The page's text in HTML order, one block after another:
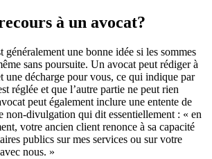
à un avocat?
généralement une bonne idée si les sommes
sans poursuite. Un avocat peut rédiger à
une décharge pour vous, ce qui indique par
réglée et que l’autre partie ne peut rien
peut également inclure une entente de
non-divulgation qui dit essentiellement : « en
votre ancien client renonce à sa capacité
publics sur mes services ou sur votre
nous. »